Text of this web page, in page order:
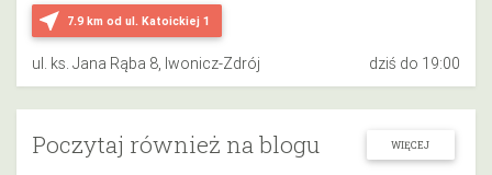
near_me 7.9 km od ul. Katoickiej 1
ul. ks. Jana Rąba 8, Iwonicz-Zdrój dziś do 19:00
Poczytaj również na blogu WIĘCEJ